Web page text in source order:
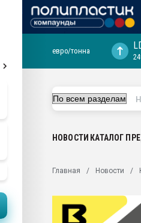
28.07.2026 "Технониколь"
Всё, что касается выдува ПЭТ
Материал поверхности
Продам отходы Композиция
поликарбоната и АБС-пластика
Armaloy PC/ABS-1IM черный цвет
евро/тонна
НОВОСТИ КАТАЛОГ
Главная Новости